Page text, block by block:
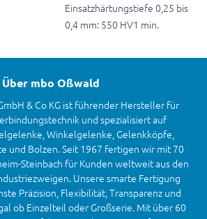
Einsatzhärtungstiefe 0,25 bis
0,4 mm: 550 HV1 min.
Über mbo Oßwald
& Co KG ist führender Hersteller für
und spezialisiert auf
Winkelgelenke, Gelenkköpfe,
und Bolzen. Seit 1967 fertigen wir mit 70
Steinbach für Kunden weltweit aus den
Unsere smarte Fertigung
Präzision, Flexibilität, Transparenz und
ob Einzelteil oder Großserie. Mit über 60